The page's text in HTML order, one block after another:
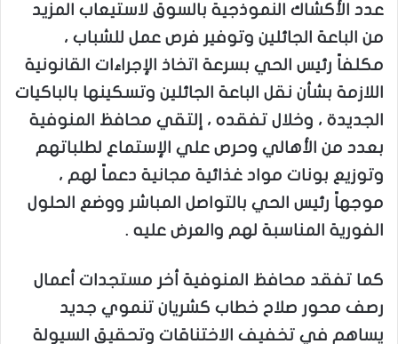
عدد الأكشاك النموذجية بالسوق لاستيعاب المزيد
من الباعة الجائلين وتوفير فرص عمل للشباب ،
مكلفاً رئيس الحي بسرعة اتخاذ الإجراءات القانونية
اللازمة بشأن نقل الباعة الجائلين وتسكينها بالباكيات
الجديدة ، وخلال تفقده ، إلتقي محافظ المنوفية
بعدد من الأهالي وحرص علي الإستماع لطلباتهم
وتوزيع بونات مواد غذائية مجانية دعماً لهم ،
موجهاً رئيس الحي بالتواصل المباشر ووضع الحلول
الفورية المناسبة لهم والعرض عليه .
كما تفقد محافظ المنوفية أخر مستجدات أعمال
رصف محور صلاح خطاب كشريان تنموي جديد
يساهم في تخفيف الاختناقات وتحقيق السيولة